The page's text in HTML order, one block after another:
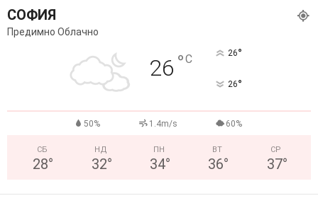
СОФИЯ
Предимно Облачно
26 °C 26°
26°
50% 1.4m/s 60%
СБ
28°
НД
32°
ПН
34°
ВТ
36°
СР
37°